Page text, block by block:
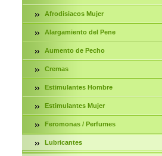
Afrodisiacos Mujer
Alargamiento del Pene
Aumento de Pecho
Cremas
Estimulantes Hombre
Estimulantes Mujer
Feromonas / Perfumes
Lubricantes